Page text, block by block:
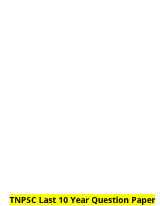
TNPSC Last 10 Year Question Paper